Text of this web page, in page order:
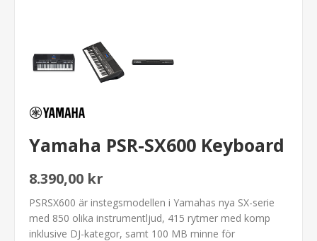
Yamaha PSR-SX600 Keyboard
8.390,00 kr
PSRSX600 är instegsmodellen i Yamahas nya SX-serie
med 850 olika instrumentljud, 415 rytmer med komp
inklusive DJ-kategor, samt 100 MB minne för